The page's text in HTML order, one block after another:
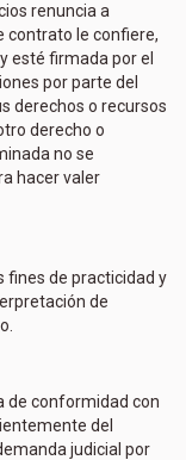
renuncia a
contrato le confiere,
esté firmada por el
por parte del
derechos o recursos
derecho o
no se
hacer valer
fines de practicidad y
de
de conformidad con
del
judicial por